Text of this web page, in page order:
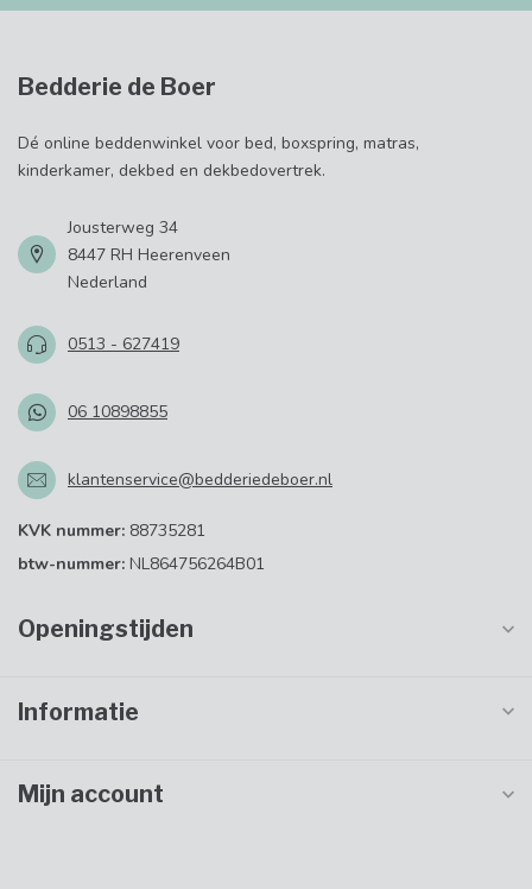
Bedderie de Boer
Dé online beddenwinkel voor bed, boxspring, matras,
kinderkamer, dekbed en dekbedovertrek.
Jousterweg 34
8447 RH Heerenveen
Nederland
0513 - 627419
06 10898855
klantenservice@bedderiedeboer.nl
KVK nummer: 88735281
btw-nummer: NL864756264B01
Openingstijden
Informatie
Mijn account